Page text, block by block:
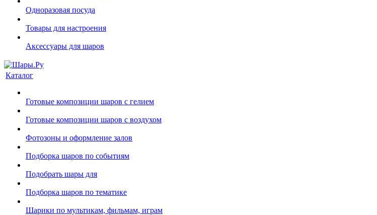
Одноразовая посуда
Товары для настроения
Аксессуары для шаров
Каталог
Готовые композиции шаров с гелием
Готовые композиции шаров с воздухом
Фотозоны и оформление залов
Подборка шаров по событиям
Подобрать шары для
Подборка шаров по тематике
Шарики по мультикам, фильмам, играм